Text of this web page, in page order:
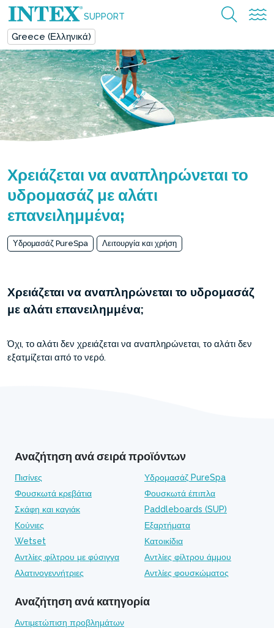
SUPPORT
Greece (Ελληνικά)
Χρειάζεται να αναπληρώνεται το
υδρομασάζ με αλάτι
επανειλημμένα;
Υδρομασάζ PureSpa Λειτουργία και χρήση
Χρειάζεται να αναπληρώνεται το υδρομασάζ
με αλάτι επανειλημμένα;
Όχι, το αλάτι δεν χρειάζεται να αναπληρώνεται, το αλάτι δεν
εξατμίζεται από το νερό.
Αναζήτηση ανά σειρά προϊόντων
Πισίνες
Υδρομασάζ PureSpa
Φουσκωτά κρεβάτια
Φουσκωτά έπιπλα
Σκάφη και καγιάκ
Paddleboards (SUP)
Κούνιες
Εξαρτήματα
Wetset
Κατοικίδια
Αντλίες φίλτρου με φύσιγγα
Αντλίες φίλτρου άμμου
Αλατινογεννήτριες
Αντλίες φουσκώματος
Αναζήτηση ανά κατηγορία
Αντιμετώπιση προβλημάτων